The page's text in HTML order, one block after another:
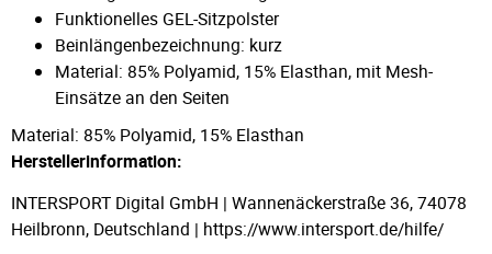
Funktionelles GEL-Sitzpolster
Beinlängenbezeichnung: kurz
Material: 85% Polyamid, 15% Elasthan, mit Mesh-
Einsätze an den Seiten
Material: 85% Polyamid, 15% Elasthan
Herstellerinformation:
INTERSPORT Digital GmbH | Wannenäckerstraße 36, 74078
Heilbronn, Deutschland | https://www.intersport.de/hilfe/